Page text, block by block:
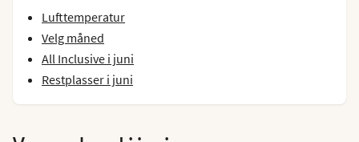
Lufttemperatur
Velg måned
All Inclusive i juni
Restplasser i juni